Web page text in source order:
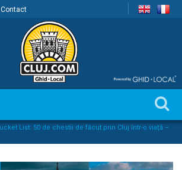
Contact
List: 50 de chestii de făcut prin Cluj într-o viață –